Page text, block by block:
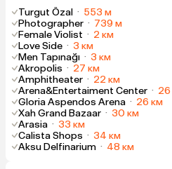
Turgut Özal · 553 м
Photographer · 739 м
Female Violist · 2 км
Love Side · 3 км
Men Tapınağı · 3 км
Akropolis · 27 км
Amphitheater · 22 км
Arena&Entertaiment Center ·
Gloria Aspendos Arena · 26 км
Xah Grand Bazaar · 30 км
Arasia · 33 км
Calista Shops · 34 км
Aksu Delfinarium · 48 км